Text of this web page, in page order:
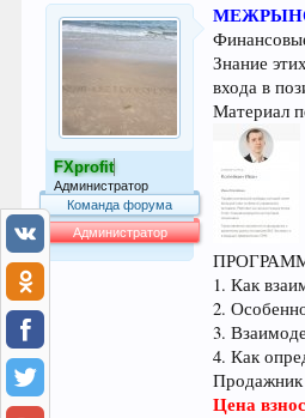
FXprofit
Администратор
Команда форума
Администратор
Знание
входа в
Материал
1. Как
2.
3.
4. Как
Цена